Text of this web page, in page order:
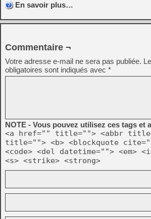
En savoir plus…
Commentaire ¬
Votre adresse e-mail ne sera pas publiée.
obligatoires sont indiqués avec *
NOTE - Vous pouvez utilisez ces tags et
<a href="" title=""> <abbr
title=""> <b> <blockquote
<code> <del datetime=""> <em>
<s> <strike> <strong>